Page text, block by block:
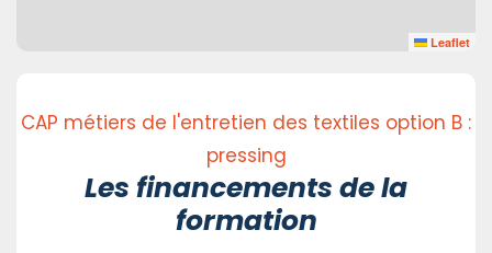
Leaflet
CAP métiers de l'entretien des textiles option B :
pressing
Les financements de la
formation